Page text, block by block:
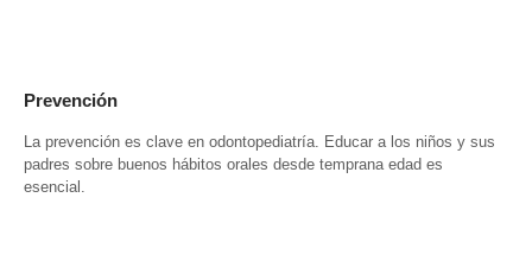
Prevención
La prevención es clave en odontopediatría. Educar a los niños y sus
padres sobre buenos hábitos orales desde temprana edad es
esencial.